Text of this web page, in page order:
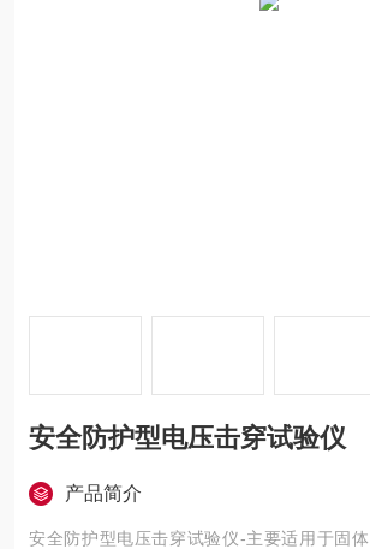
安全防护型电压击穿试验仪
产品简介
安全防护型电压击穿试验仪-主要适用于固